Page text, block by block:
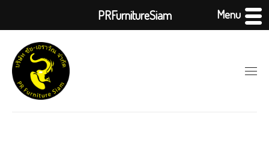
PRFurnitureSiam Menu